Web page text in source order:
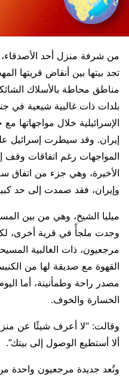
من شرفة منزل أحد
تجد بيتها بين أنقاض قريتها
مناطق محاطة بالأسلاك
بلدات ذات غالبية شيعية في
الإسرائيلية خلال مواجهاتها
إيران. وقد سيطرت إسرائيل
المواجهات رغم اتفاقات وقف
الأخيرة، وهي جزء من اتفاق
وإيران، فقد صمدت إلى حد
ميليا الشيخ، وهي من بين
وجدت ملجأً في قرية أخرى،
مرجعيون، ذات الغالبية
القهوة مع صديقة لها من
مصدر راحة وطمأنينة، أما
الخسارة والخوف.
وقالت: “لا أعرف شيئًا عن
ألا أستطيع الوصول إلى بيتك”.
وتُعد جديدة مرجعيون واحدة